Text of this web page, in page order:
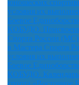
юношеских
условия их
Боевое
КОБУДО.
Спорта России (МС)
в Мастера Спорта
условия их
Боевое
КОБУДО. Календарь
спорта «Восточное